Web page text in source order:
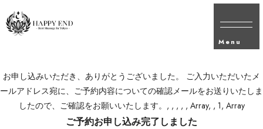
Menu
ご予約お申し込み完了しました
お申し込みいただき、ありがとうございました。 ご入力いただいたメ
ールアドレス宛に、ご予約内容についての確認メールをお送りいたしま
したので、ご確認をお願いいたします。, , , , , Array, , 1, Array